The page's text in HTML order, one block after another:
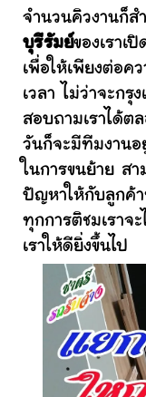
จำนวนคิวงานก็
บุรีรัมย์ของเราเ
เพื่อให้เพียงต่อค
เวลา ไม่ว่าจะก
สอบถามเราได้ต
วันก็จะมีทีมงาน
ในการขนย้าย สา
ปัญหาให้กับลูกค้า
ทุกการติชมเราจ
เราให้ดียิ่งขึ้นไป